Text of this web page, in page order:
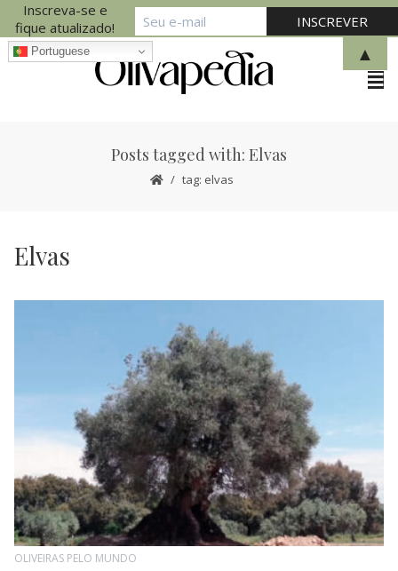
Posts tagged with: Elvas
tag: elvas
Elvas
OLIVEIRAS PELO MUNDO
Inscreva-se e
fique atualizado!
▲
Portuguese